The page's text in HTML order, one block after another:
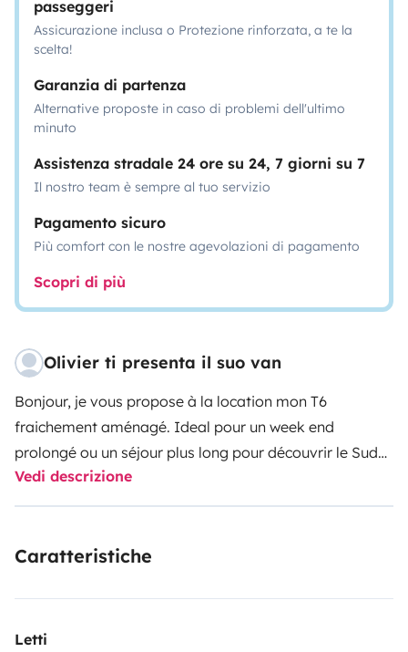
passeggeri
Assicurazione inclusa o Protezione rinforzata, a te la
scelta!
Garanzia di partenza
Alternative proposte in caso di problemi dell'ultimo
minuto
Assistenza stradale 24 ore su 24, 7 giorni su 7
Il nostro team è sempre al tuo servizio
Pagamento sicuro
Più comfort con le nostre agevolazioni di pagamento
Scopri di più
Olivier ti presenta il suo van
Bonjour, je vous propose à la location mon T6
fraichement aménagé. Ideal pour un week end
prolongé ou un séjour plus long pour découvrir le Sud
de la France ou l'Espagne ou encore l'Italie. A 2 … ou 3
en prevoyant une tente.Très facile à conduire, pratique
de haut, il passe d'ailleurs la plupart des barrières de
au sol permet d'emporter materiel de surf, kite, wing,
Vedi descrizione
Caratteristiche
Letti